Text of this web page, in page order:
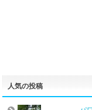
人気の投稿